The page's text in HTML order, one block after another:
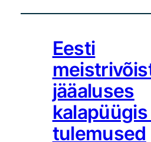
Eesti
jääaluses
tulemused